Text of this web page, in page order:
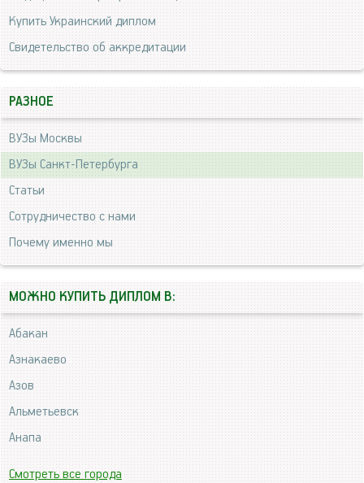
Купить Украинский диплом
Свидетельство об аккредитации
РАЗНОЕ
ВУЗы Москвы
ВУЗы Санкт-Петербурга
Статьи
Сотрудничество с нами
Почему именно мы
МОЖНО КУПИТЬ ДИПЛОМ В:
Абакан
Азнакаево
Азов
Альметьевск
Анапа
Смотреть все города